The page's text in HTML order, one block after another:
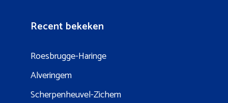
Recent bekeken
Roesbrugge-Haringe
Alveringem
Scherpenheuvel-Zichem